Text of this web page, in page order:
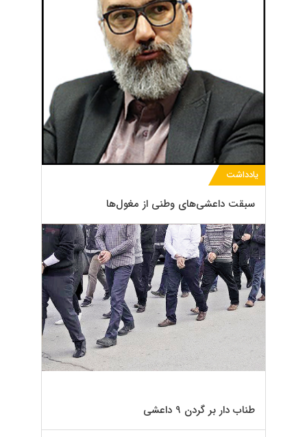
یادداشت
سبقت داعشی‌های وطنی از مغول‌ها
طناب دار بر گردن 9 داعشی